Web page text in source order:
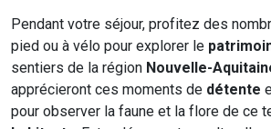
Pendant votre séjour, profitez des
pied ou à vélo pour explorer le
sentiers de la région Nouvelle-
apprécieront ces moments de détente
pour observer la faune et la flore de ce